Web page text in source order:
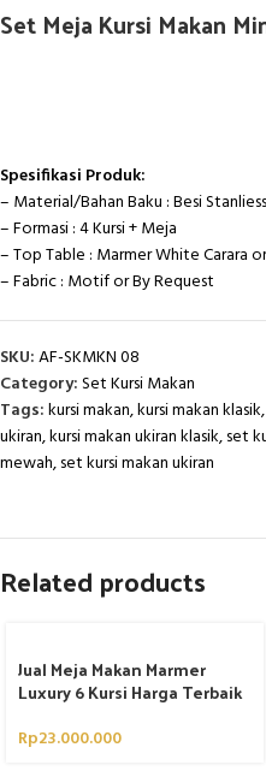
Set Meja Kursi Makan
Spesifikasi Produk:
– Material/Bahan Baku : Besi
– Formasi : 4 Kursi + Meja
– Top Table : Marmer White Carara
– Fabric : Motif or By Request
SKU:AF-SKMKN 08
Category:Set Kursi Makan
Tags:kursi makan,kursi makan klasik,
ukiran,kursi makan ukiran klasik,set
mewah,set kursi makan ukiran
Related products
Jual Meja Makan Marmer
Luxury 6 Kursi Harga Terbaik
Rp23.000.000